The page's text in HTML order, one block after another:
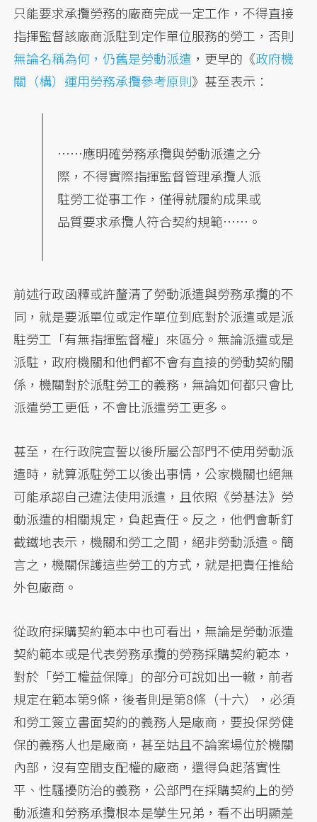
只能要求承攬勞務的廠商完成一定工作，不得直接
指揮監督該廠商派駐到定作單位服務的勞工，否則
無論名稱為何，仍舊是勞動派遣 ，更早的《政府機
關（構）運用勞務承攬參考原則》甚至表示：
……應明確勞務承攬與勞動派遣之分
際，不得實際指揮監督管理承攬人派
駐勞工從事工作，僅得就履約成果或
品質要求承攬人符合契約規範……。
前述行政函釋或許釐清了勞動派遣與勞務承攬的不
同，就是要派單位或定作單位到底對於派遣或是派
駐勞工「有無指揮監督權」來區分。無論派遣或是
派駐，政府機關和他們都不會有直接的勞動契約關
係，機關對於派駐勞工的義務，無論如何都只會比
派遣勞工更低，不會比派遣勞工更多。
甚至，在行政院宣誓以後所屬公部門不使用勞動派
遣時，就算派駐勞工以後出事情，公家機關也絕無
可能承認自己違法使用派遣，且依照《勞基法》勞
動派遣的相關規定，負起責任。反之，他們會斬釘
截鐵地表示，機關和勞工之間，絕非勞動派遣。簡
言之，機關保護這些勞工的方式，就是把責任推給
外包廠商。
從政府採購契約範本中也可看出，無論是勞動派遣
契約範本或是代表勞務承攬的勞務採購契約範本，
對於「勞工權益保障」的部分可說如出一轍，前者
規定在範本第9條，後者則是第8條（十六），必須
和勞工簽立書面契約的義務人是廠商，要投保勞健
保的義務人也是廠商，甚至姑且不論案場位於機關
內部，沒有空間支配權的廠商，還得負起落實性
平、性騷擾防治的義務，公部門在採購契約上的勞
動派遣和勞務承攬根本是孿生兄弟，看不出明顯差